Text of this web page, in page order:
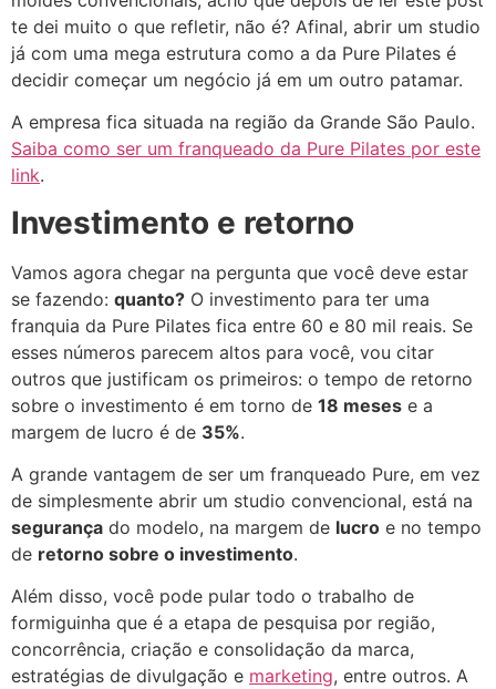
te dei muito o que refletir, não é? Afinal, abrir um studio
já com uma mega estrutura como a da Pure Pilates é
decidir começar um negócio já em um outro patamar.
A empresa fica situada na região da Grande São Paulo.
Saiba como ser um franqueado da Pure Pilates por este
link.
Investimento e retorno
Vamos agora chegar na pergunta que você deve estar
se fazendo: quanto? O investimento para ter uma
franquia da Pure Pilates fica entre 60 e 80 mil reais. Se
esses números parecem altos para você, vou citar
outros que justificam os primeiros: o tempo de retorno
sobre o investimento é em torno de 18 meses e a
margem de lucro é de 35%.
A grande vantagem de ser um franqueado Pure, em vez
de simplesmente abrir um studio convencional, está na
segurança do modelo, na margem de lucro e no tempo
de retorno sobre o investimento.
Além disso, você pode pular todo o trabalho de
formiguinha que é a etapa de pesquisa por região,
concorrência, criação e consolidação da marca,
estratégias de divulgação e marketing, entre outros. A